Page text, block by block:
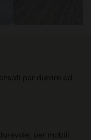
per durare ed
per mobili